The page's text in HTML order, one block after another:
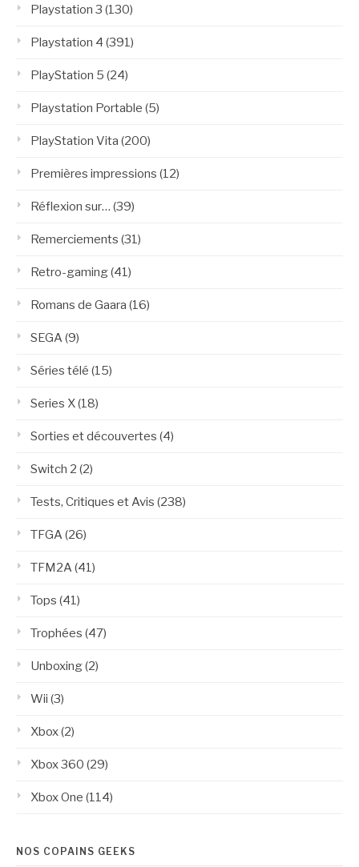
Playstation 3 (130)
Playstation 4 (391)
PlayStation 5 (24)
Playstation Portable (5)
PlayStation Vita (200)
Premières impressions (12)
Réflexion sur… (39)
Remerciements (31)
Retro-gaming(41)
Romans de Gaara (16)
SEGA(9)
Séries télé (15)
Series X(18)
Sorties et découvertes (4)
Switch 2 (2)
Tests, Critiques et Avis (238)
TFGA(26)
TFM2A(41)
Tops (41)
Trophées (47)
Unboxing(2)
Wii (3)
Xbox(2)
Xbox 360 (29)
Xbox One (114)
NOS COPAINS GEEKS